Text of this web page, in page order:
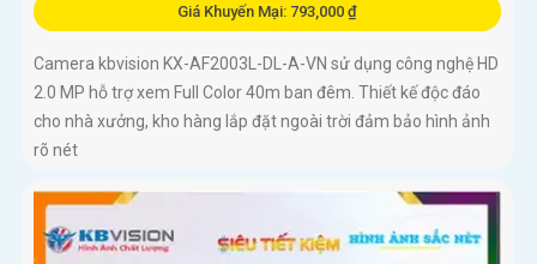
Giá Khuyến Mại: 793,000 ₫
Camera kbvision KX-AF2003L-DL-A-VN sử dụng công nghệ HD
2.0 MP hỗ trợ xem Full Color 40m ban đêm. Thiết kế độc đáo
cho nhà xưởng, kho hàng lắp đặt ngoài trời đảm bảo hình ảnh
rõ nét